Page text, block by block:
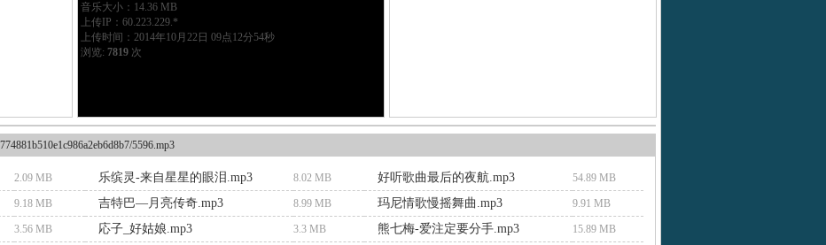
音乐大小：14.36 MB
上传IP：60.223.229.*
上传时间：2014年10月22日 09点12分54秒
浏览: 7819次
5596.mp3
2.09 MB 乐缤灵-来自星星的眼泪.mp3 8.02 MB 好听歌曲最后的夜航.mp3 54.89 MB
9.18 MB 吉特巴—月亮传奇.mp3 8.99 MB 玛尼情歌慢摇舞曲.mp3 9.91 MB
3.56 MB 応子_好姑娘.mp3 3.3 MB 熊七梅-爱注定要分手.mp3 15.89 MB